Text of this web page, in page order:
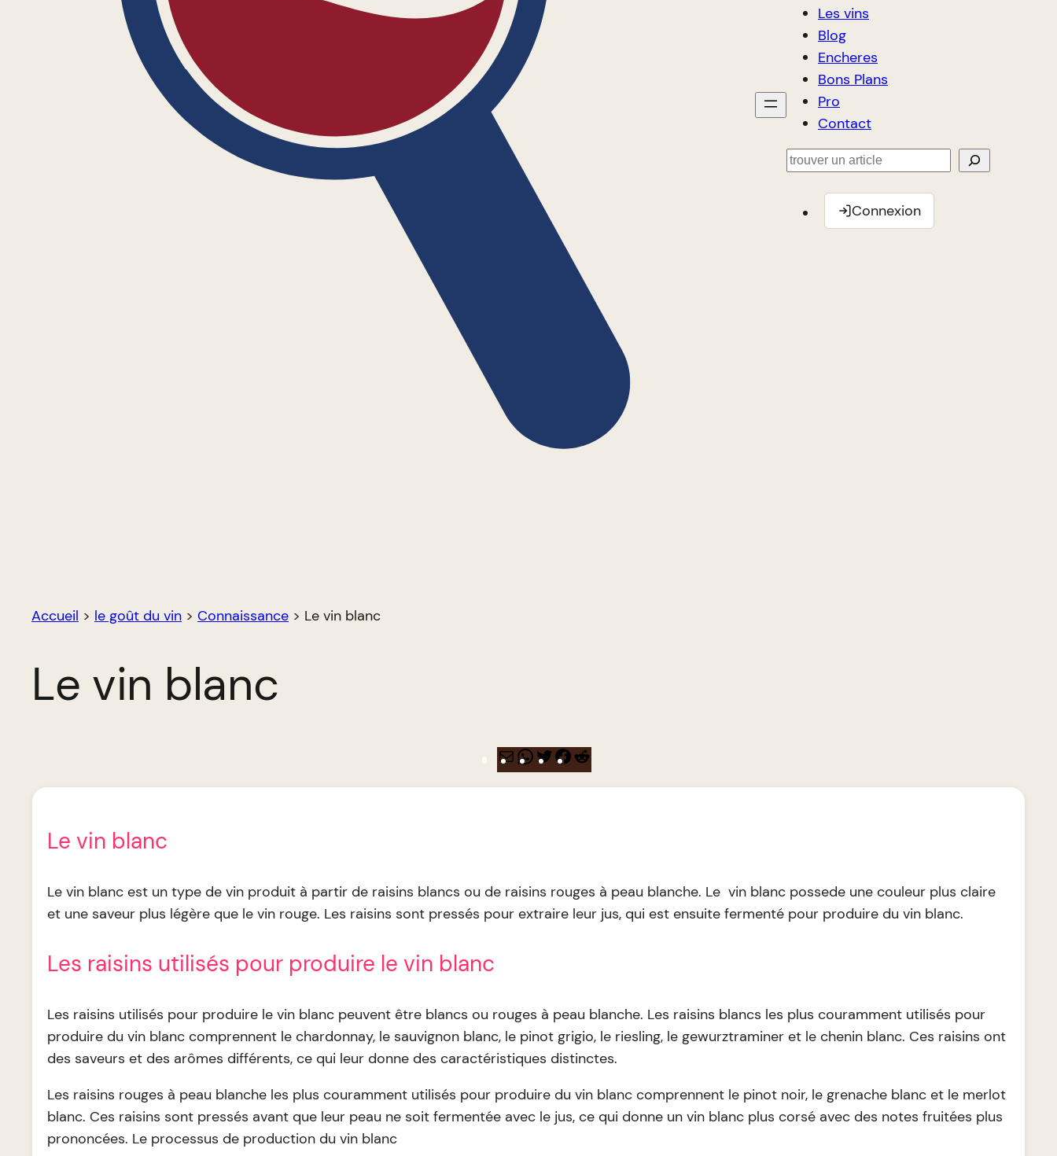
Les vins
Blog
Encheres
Bons Plans
Pro
Contact
Rechercher
Connexion
Accueil > le goût du vin > Connaissance > Le vin blanc
Le vin blanc
E- WhatsApp
TwitterFacebook
Le vin blanc
Le vin blanc est un type de vin produit à partir de raisins blancs ou de raisins rouges à peau blanche. Le vin blanc possede une couleur plus claire
et une saveur plus légère que le vin rouge. Les raisins sont pressés pour extraire leur jus, qui est ensuite fermenté pour produire du vin blanc.
Les raisins utilisés pour produire le vin blanc
Les raisins utilisés pour produire le vin blanc peuvent être blancs ou rouges à peau blanche. Les raisins blancs les plus couramment utilisés pour
produire du vin blanc comprennent le chardonnay, le sauvignon blanc, le pinot grigio, le riesling, le gewurztraminer et le chenin blanc. Ces raisins ont
des saveurs et des arômes différents, ce qui leur donne des caractéristiques distinctes.
Les raisins rouges à peau blanche les plus couramment utilisés pour produire du vin blanc comprennent le pinot noir, le grenache blanc et le merlot
blanc. Ces raisins sont pressés avant que leur peau ne soit fermentée avec le jus, ce qui donne un vin blanc plus corsé avec des notes fruitées plus
prononcées. Le processus de production du vin blanc